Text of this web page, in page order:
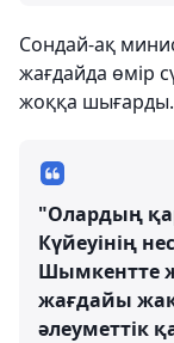
Сондай-ақ
жағдайда өмір
жоққа шығарды.
"Олардың
Күйеуінің
Шымкентте
жағдайы
әлеуметтік